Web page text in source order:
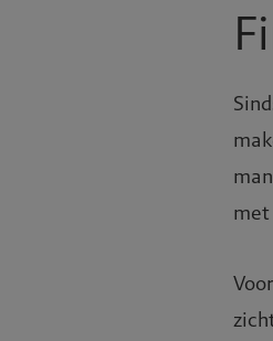
met